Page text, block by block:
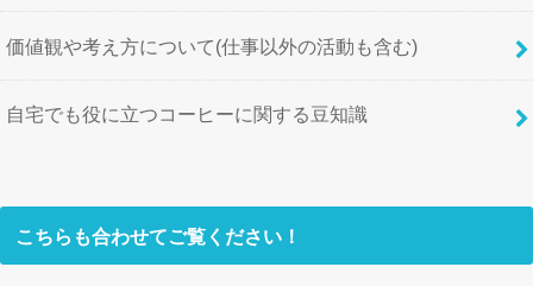
価値観や考え方について(仕事以外の活動も含む)
自宅でも役に立つコーヒーに関する豆知識
こちらも合わせてご覧ください！